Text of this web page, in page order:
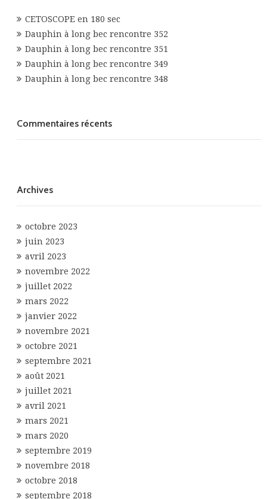
CETOSCOPE en 180 sec
Dauphin à long bec rencontre 352
Dauphin à long bec rencontre 351
Dauphin à long bec rencontre 349
Dauphin à long bec rencontre 348
Commentaires récents
Archives
octobre 2023
juin 2023
avril 2023
novembre 2022
juillet 2022
mars 2022
janvier 2022
novembre 2021
octobre 2021
septembre 2021
août 2021
juillet 2021
avril 2021
mars 2021
mars 2020
septembre 2019
novembre 2018
octobre 2018
septembre 2018